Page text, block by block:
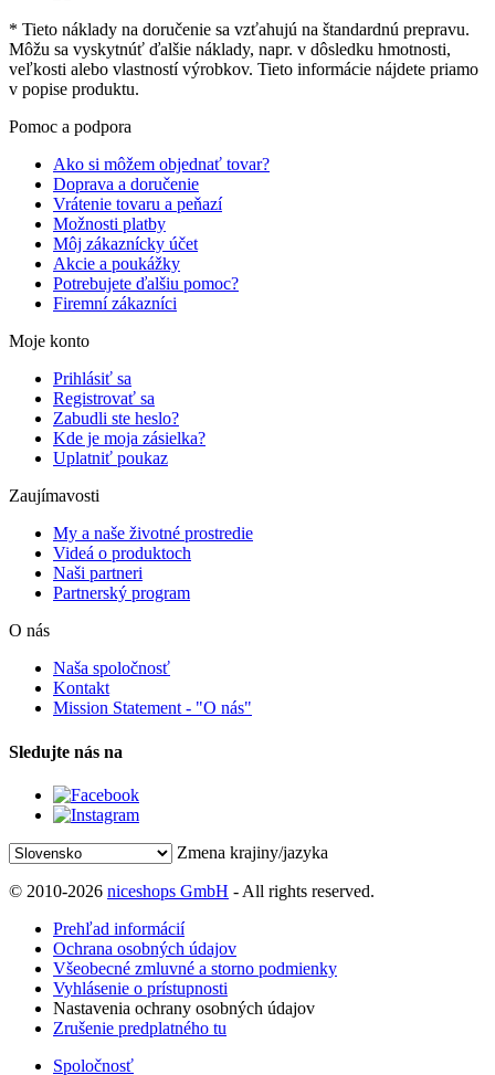
* Tieto náklady na doručenie sa vzťahujú na štandardnú prepravu.
Môžu sa vyskytnúť ďalšie náklady, napr. v dôsledku hmotnosti,
veľkosti alebo vlastností výrobkov. Tieto informácie nájdete priamo
v popise produktu.
Pomoc a podpora
Ako si môžem objednať tovar?
Doprava a doručenie
Vrátenie tovaru a peňazí
Možnosti platby
Môj zákaznícky účet
Akcie a poukážky
Potrebujete ďalšiu pomoc?
Firemní zákazníci
Moje konto
Prihlásiť sa
Registrovať sa
Zabudli ste heslo?
Kde je moja zásielka?
Uplatniť poukaz
Zaujímavosti
My a naše životné prostredie
Videá o produktoch
Naši partneri
Partnerský program
O nás
Naša spoločnosť
Kontakt
Mission Statement - "O nás"
Sledujte nás na
Zmena krajiny/jazyka
© 2010-2026 niceshops GmbH - All rights reserved.
Prehľad informácií
Ochrana osobných údajov
Všeobecné zmluvné a storno podmienky
Vyhlásenie o prístupnosti
Nastavenia ochrany osobných údajov
Zrušenie predplatného tu
Spoločnosť